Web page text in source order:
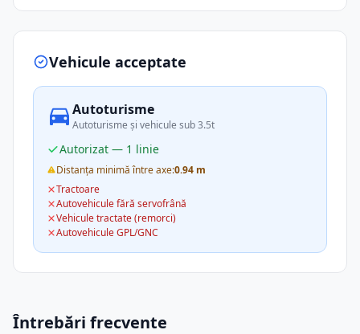
Vehicule acceptate
Autoturisme
Autoturisme și vehicule sub 3.5t
Autorizat — 1 linie
Distanța minimă între axe:0.94 m
Tractoare
Autovehicule fără servofrână
Vehicule tractate (remorci)
Autovehicule GPL/GNC
Întrebări frecvente